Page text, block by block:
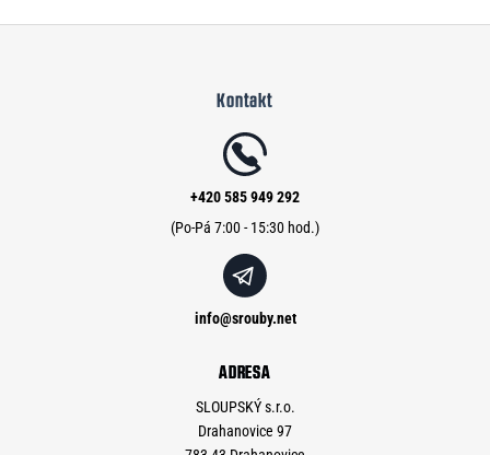
Kontakt
info@srouby.net
+420 585 949 292
ADRESA
SLOUPSKÝ s.r.o.
Drahanovice 97